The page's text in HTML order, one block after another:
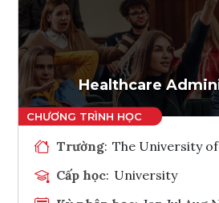
Ghi danh
Tham
Healthcare
Trường: The University
Cấp học: University